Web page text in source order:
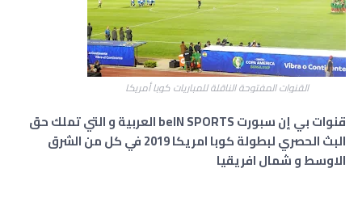
القنوات المفتوحة الناقلة للمباريات كوبا أمريكا
قنوات بي إن سبورت beIN SPORTS العربية و التي تملك حق
البث الحصري لبطولة كوبا امريكا 2019 في كل من الشرق
الاوسط و شمال افريقيا